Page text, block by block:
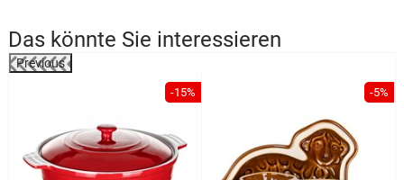
Das könnte Sie interessieren
Previous
-15% -5%